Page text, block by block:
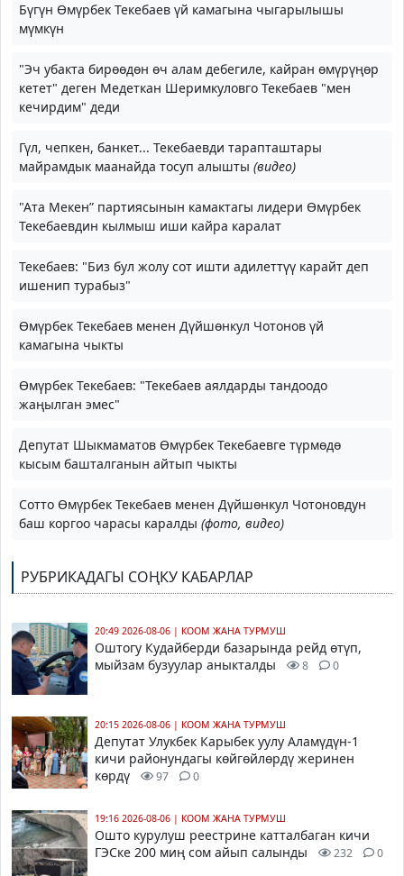
Бүгүн Өмүрбек Текебаев үй камагына чыгарылышы
мүмкүн
"Эч убакта бирөөдөн өч алам дебегиле, кайран өмүрүңөр
кетет" деген Медеткан Шеримкуловго Текебаев "мен
кечирдим" деди
Гүл, чепкен, банкет... Текебаевди тарапташтары
майрамдык маанайда тосуп алышты (видео)
"Ата Мекен” партиясынын камактагы лидери Өмүрбек
Текебаевдин кылмыш иши кайра каралат
Текебаев: "Биз бул жолу сот ишти адилеттүү карайт деп
ишенип турабыз"
Өмүрбек Текебаев менен Дүйшөнкул Чотонов үй
камагына чыкты
Өмүрбек Текебаев: "Текебаев аялдарды тандоодо
жаңылган эмес"
Депутат Шыкмаматов Өмүрбек Текебаевге түрмөдө
кысым башталганын айтып чыкты
Сотто Өмүрбек Текебаев менен Дүйшөнкул Чотоновдун
баш коргоо чарасы каралды (фото, видео)
РУБРИКАДАГЫ СОҢКУ КАБАРЛАР
20:49 2026-08-06 | КООМ ЖАНА ТУРМУШ
Оштогу Кудайберди базарында рейд өтүп,
мыйзам бузуулар аныкталды
8 0
20:15 2026-08-06 | КООМ ЖАНА ТУРМУШ
Депутат Улукбек Карыбек уулу Аламүдүн-1
кичи районундагы көйгөйлөрдү жеринен
көрдү
97 0
19:16 2026-08-06 | КООМ ЖАНА ТУРМУШ
Ошто курулуш реестрине катталбаган кичи
ГЭСке 200 миң сом айып салынды
232 0